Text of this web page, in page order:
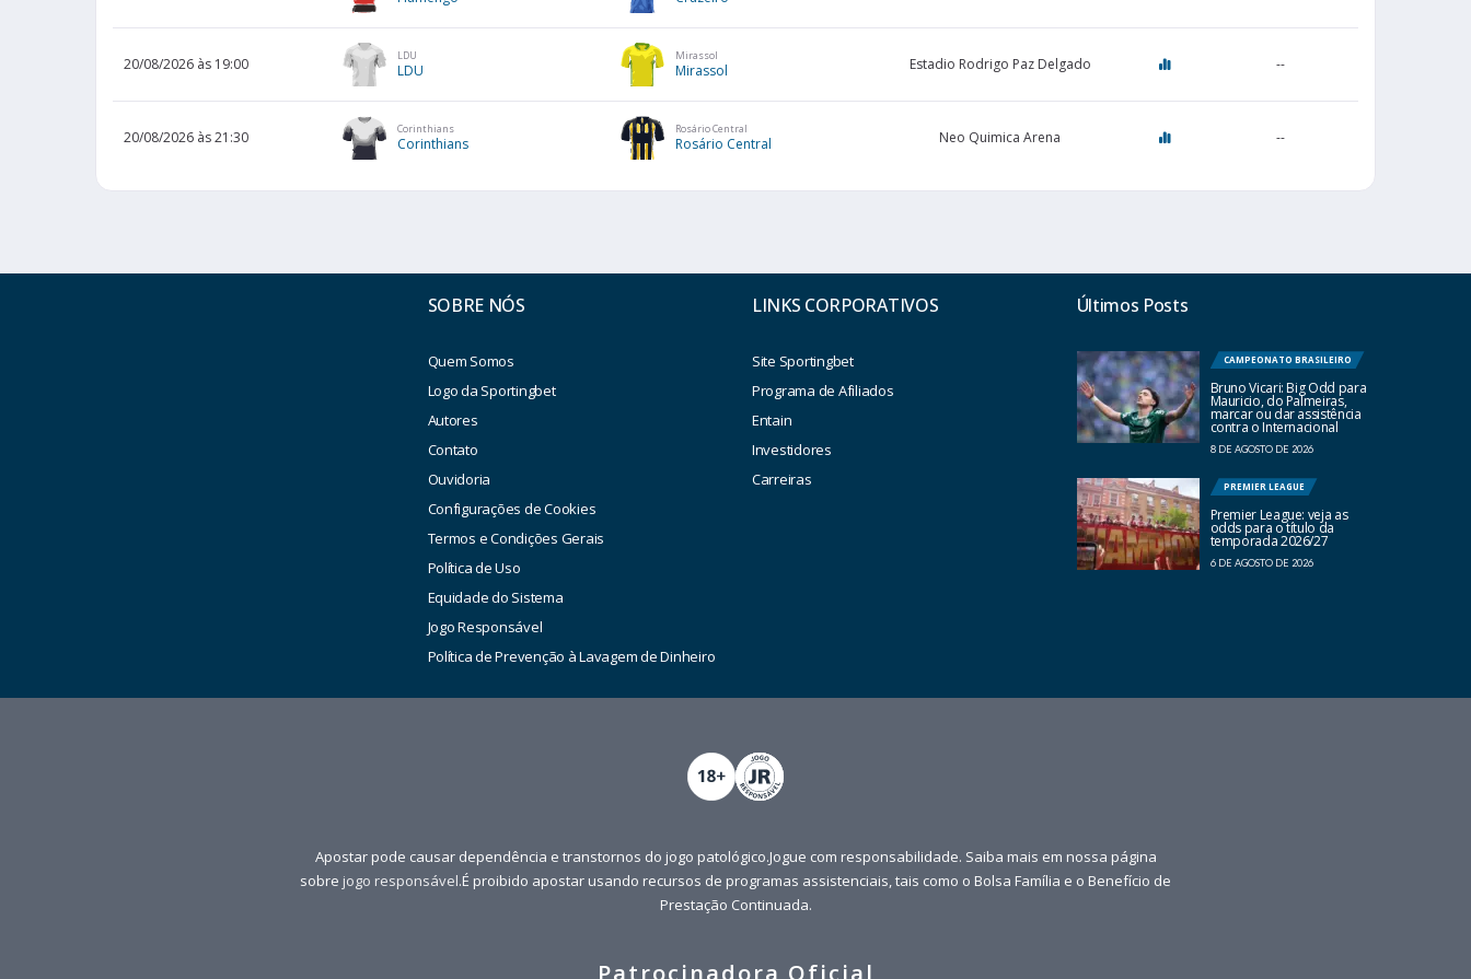
20/08/2026 às 19:00 LDU
LDU
Mirassol
Mirassol Estadio Rodrigo Paz Delgado --
20/08/2026 às 21:30 Corinthians
Corinthians
Rosário Central
Rosário Central Neo Quimica Arena --
SOBRE NÓS
Quem Somos
Logo da Sportingbet
Autores
Contato
Ouvidoria
Configurações de Cookies
Termos e Condições Gerais
Política de Uso
Equidade do Sistema
Jogo Responsável
Política de Prevenção à Lavagem de Dinheiro
LINKS CORPORATIVOS
Site Sportingbet
Programa de Afiliados
Entain
Investidores
Carreiras
Últimos Posts
CAMPEONATO BRASILEIRO
Bruno Vicari: Big Odd para
Mauricio, do Palmeiras,
marcar ou dar assistência
contra o Internacional
8 DE AGOSTO DE 2026
PREMIER LEAGUE
Premier League: veja as
odds para o título da
temporada 2026/27
6 DE AGOSTO DE 2026
Apostar pode causar dependência e transtornos do jogo patológico.Jogue com responsabilidade. Saiba mais em nossa página
sobre jogo responsável.É proibido apostar usando recursos de programas assistenciais, tais como o Bolsa Família e o Benefício de
Prestação Continuada.